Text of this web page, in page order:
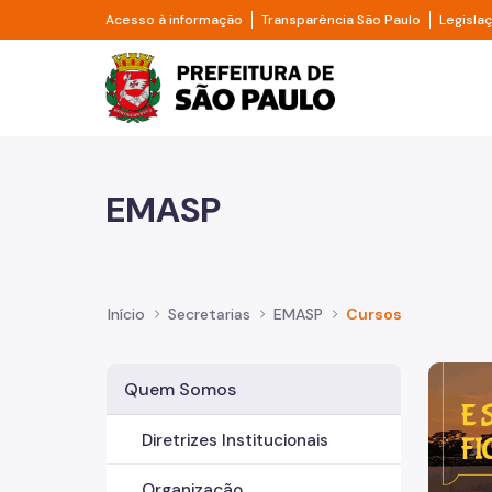
Pular para o Conteúdo principal
Acesso à informação Divisor de acesso à informação
Transparência São Paulo Divisor
Prefeitura de São
EMASP
Início Secretarias EMASP Cursos
Quem Somos
Diretrizes Institucionais